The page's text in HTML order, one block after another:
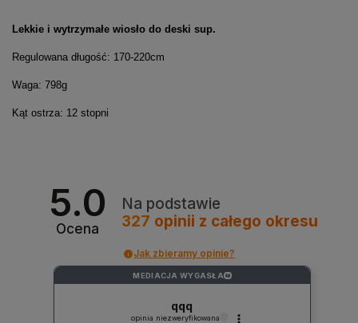
Lekkie i wytrzymałe wiosło do deski sup.
Regulowana długość: 170-220cm
Waga: 798g
Kąt ostrza: 12 stopni
5.0
Ocena
Na podstawie
327 opinii z całego okresu
Jak zbieramy opinie?
MEDIACJA WYGASŁA ?
qqq
opinia niezweryfikowana